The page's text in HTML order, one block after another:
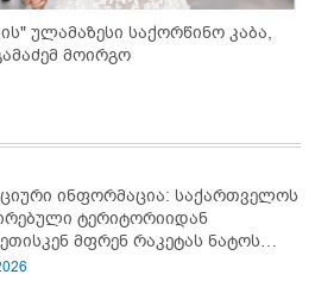
მოირგო
ინფორმაცია: საქართველოს
ტერიტორიიდან
მფრენ რაკეტას ნატოს
კინაღამ ჩაუშლია